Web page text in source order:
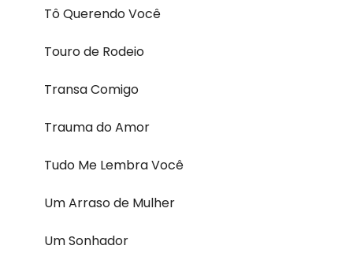
Tô Querendo Você
Touro de Rodeio
Transa Comigo
Trauma do Amor
Tudo Me Lembra Você
Um Arraso de Mulher
Um Sonhador